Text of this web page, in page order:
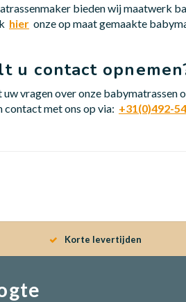
bieden wij maatwerk
hier onze op maat gemaakte
u contact
uw vragen over onze babymatrassen
contact met ons op via: +31(0)492-
Korte levertijden